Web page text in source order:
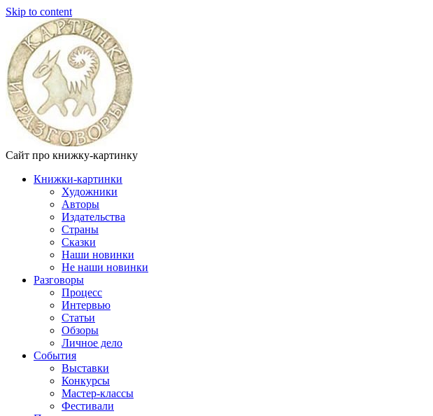
Skip to content
Сайт про книжку-картинку
Книжки-картинки
Художники
Авторы
Издательства
Страны
Сказки
Наши новинки
Не наши новинки
Разговоры
Процесс
Интервью
Статьи
Обзоры
Личное дело
События
Выставки
Конкурсы
Мастер-классы
Фестивали